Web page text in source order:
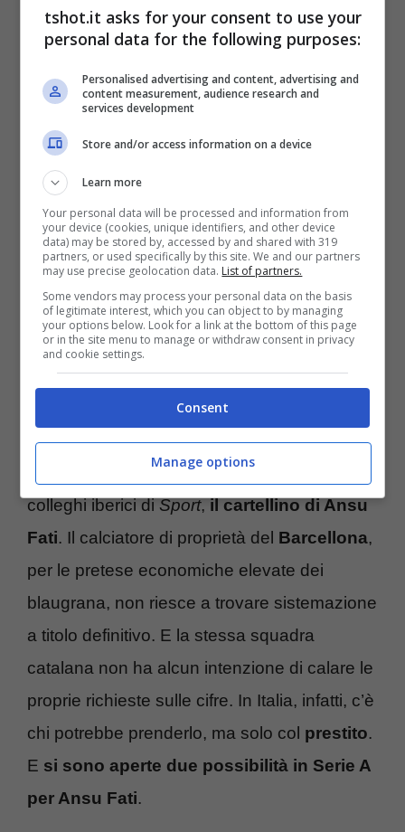
Chiuso da Rapinha e da Yamal,Ansu Fati
dovrà cercarsi destinazione altrove: la
Serie A, per lui, è un’occasione
propria per giocare titolare e farsi trovare poi
pronto per gli altissimi livelli del calcio
europeo. Dalla Spagna, quest’oggi, hanno
svelato lapossibile destinazione del
calciatore.
Calciomercato, Ansu Fati
costa troppo: ma col
prestito, si può
Costa troppo, secondo quanto spiegano i
colleghi iberici diSport,il cartellino di Ansu
Fati. Il calciatore di proprietà del Barcellona,
per le pretese economiche elevate dei
blaugrana, non riesce a trovare sistemazione
a titolo definitivo. E la stessa squadra
catalana non ha alcun intenzione di calare le
proprie richieste sulle cifre. In Italia, infatti, c’è
chi potrebbe prenderlo, ma solo col prestito.
E si sono aperte due possibilità in Serie A
per Ansu Fati.
tshot.it asks for your consent to use your
personal data for the following purposes:
Personalised advertising and content, advertising and
content measurement, audience research and
services development
Store and/or access information on a device
Learn more
Your personal data will be processed and information from
your device (cookies, unique identifiers, and other device
data) may be stored by, accessed by and shared with 319
partners, or used specifically by this site. We and our partners
may use precise geolocation data. List of partners.
Some vendors may process your personal data on the basis
of legitimate interest, which you can object to by managing
your options below. Look for a link at the bottom of this page
or in the site menu to manage or withdraw consent in privacy
and cookie settings.
Consent
Manage options